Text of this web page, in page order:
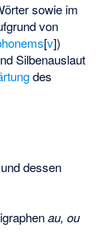
sowie im
von
​[⁠v⁠]​)
Silbenauslaut
des
dessen
au, ou